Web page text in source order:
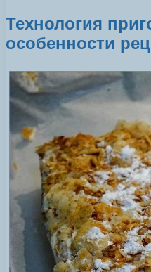
Технология
особенности